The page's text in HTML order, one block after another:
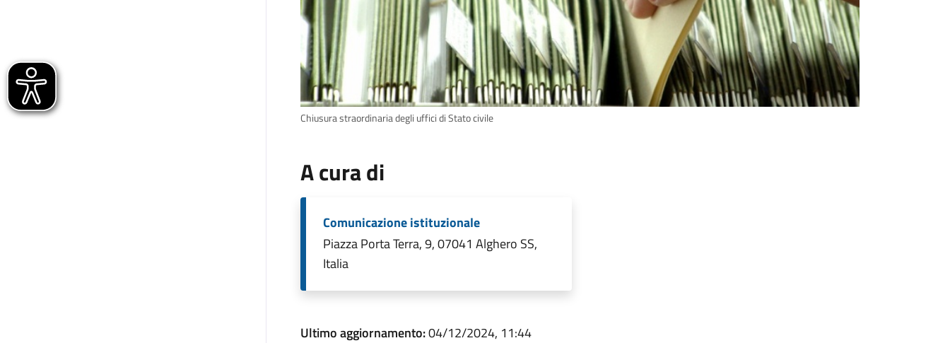
Chiusura straordinaria degli uffici di Stato civile
A cura di
Comunicazione istituzionale
Piazza Porta Terra, 9, 07041 Alghero SS,
Italia
Ultimo aggiornamento:04/12/2024, 11:44